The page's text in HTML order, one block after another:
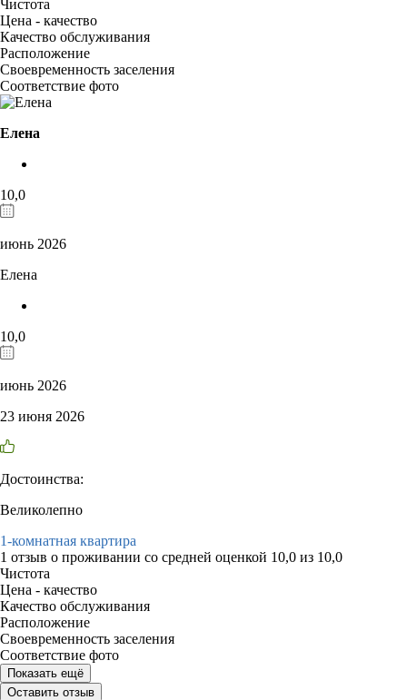
Чистота
Цена - качество
Качество обслуживания
Расположение
Своевременность заселения
Соответствие фото
Елена
10,0
июнь 2026
Елена
10,0
июнь 2026
23 июня 2026
Достоинства:
Великолепно
1-комнатная квартира
1 отзыв о проживании со средней оценкой 10,0 из 10,0
Чистота
Цена - качество
Качество обслуживания
Расположение
Своевременность заселения
Соответствие фото
Показать ещё
Оставить отзыв